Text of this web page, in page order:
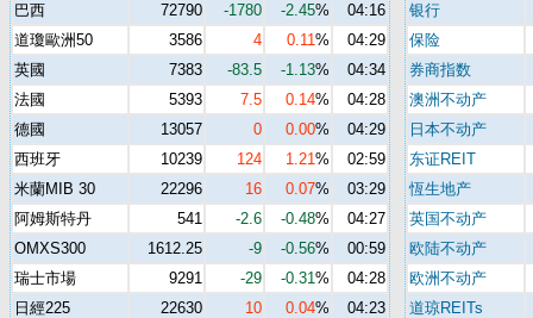
巴西
72790 -1780 -2.45%
04:16
道瓊歐洲50
3586 4 0.11%
04:29
英國
7383 -83.5 -1.13%
04:34
法國
5393 7.5 0.14%
04:28
德國
13057 0 0.00%
04:29
西班牙
10239 124 1.21%
02:59
米蘭MIB 30
22296 16 0.07%
03:29
阿姆斯特丹
541 -2.6 -0.48%
04:27
OMXS300
1612.25 -9 -0.56%
00:59
瑞士市場
9291 -29 -0.31%
04:28
日經225
22630 10 0.04%
04:23
银行
保险
券商指数
澳洲不动产
日本不动产
东证REIT
恆生地产
英国不动产
欧陆不动产
欧洲不动产
道琼REITs